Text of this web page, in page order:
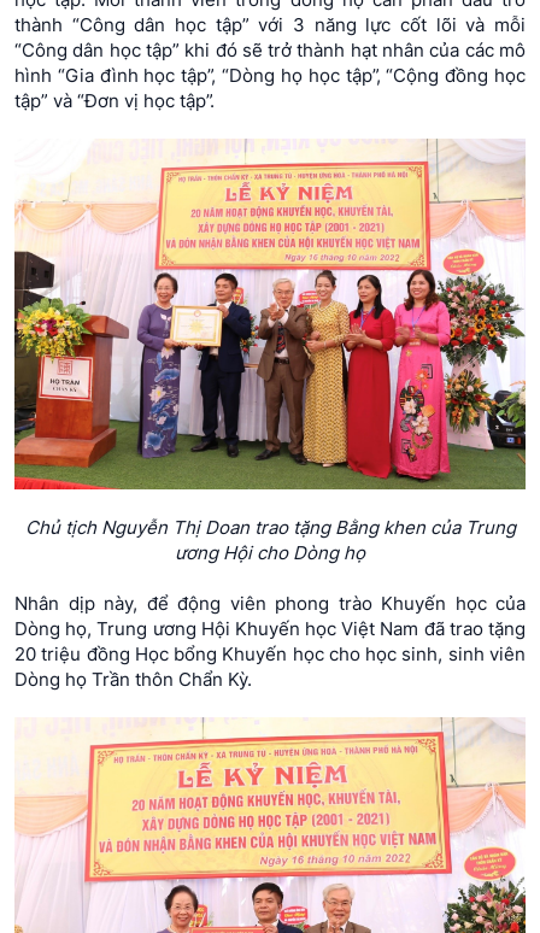
thành “Công dân học tập” với 3 năng lực cốt lõi và mỗi
“Công dân học tập” khi đó sẽ trở thành hạt nhân của các mô
hình “Gia đình học tập”, “Dòng họ học tập”, “Cộng đồng học
tập” và “Đơn vị học tập”.
Chủ tịch Nguyễn Thị Doan trao tặng Bằng khen của Trung
ương Hội cho Dòng họ
Nhân dịp này, để động viên phong trào Khuyến học của
Dòng họ, Trung ương Hội Khuyến học Việt Nam đã trao tặng
20 triệu đồng Học bổng Khuyến học cho học sinh, sinh viên
Dòng họ Trần thôn Chẩn Kỳ.